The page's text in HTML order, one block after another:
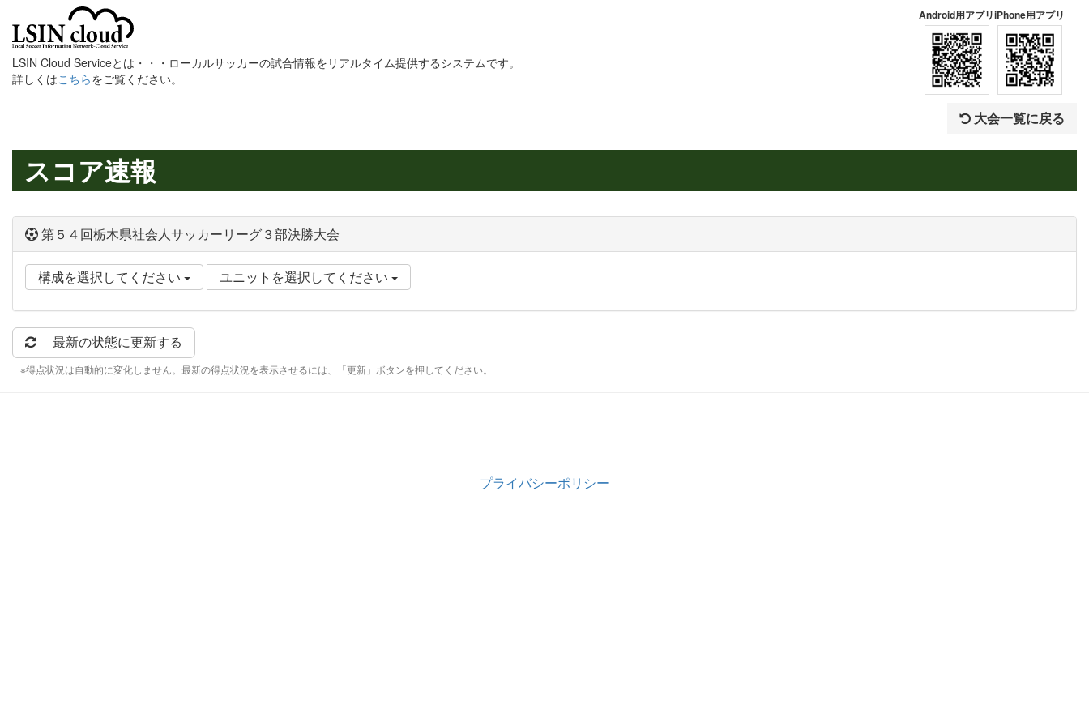
LSIN Cloud Serviceとは・・・ローカルサッカーの試合情報をリアルタイム提供するシステムです。
詳しくはこちらをご覧ください。
Android用アプリiPhone用アプリ
大会一覧に戻る
スコア速報
第５４回栃木県社会人サッカーリーグ３部決勝大会
構成を選択してください ユニットを選択してください
最新の状態に更新する
※得点状況は自動的に変化しません。最新の得点状況を表示させるには、「更新」ボタンを押してください。
プライバシーポリシー